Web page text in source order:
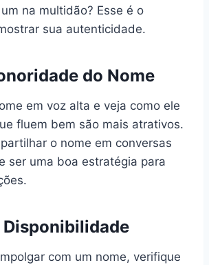
na multidão? Esse é o
sua autenticidade.
do Nome
em voz alta e veja como ele
fluem bem são mais atrativos.
o nome em conversas
ser uma boa estratégia para
Disponibilidade
com um nome, verifique